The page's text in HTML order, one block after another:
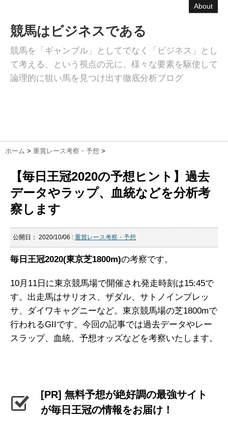
About
競馬はビジネスである
競馬を「ギャンブル」としてでなく「ビジネス」とし
て考える、という視点の元に、様々な要素を駆使して
論理的に狙い馬を見つけ出す徹底分析ブログ
ホーム > 重賞レース考察・予想 >
【毎日王冠2020の予想ヒント】過去
データやラップ、血統などを分析考
察します
公開日： 2020/10/06 : 重賞レース考察・予想
毎日王冠2020(東京芝1800m)の考察です。
10月11日に東京競馬場で開催され発走時刻は15:45で
す。出走馬はサリオス、ザダル、サトノインプレッ
サ、ダイワキャグニーなど。東京競馬場の芝1800mで
行われるGIIです。今回の記事では過去データやレー
スラップ、血統、予想オッズなどを考察いたします。
[PR] 無料予想が絶好調の最強サイト
が毎日王冠の情報をお届け！